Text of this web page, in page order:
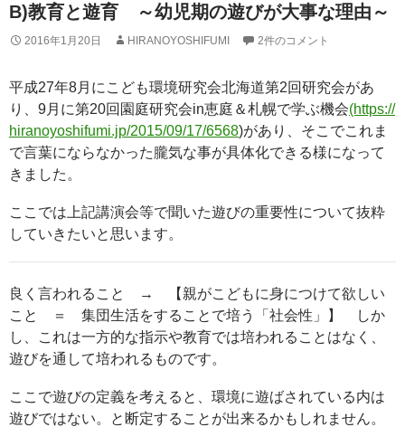
B)教育と遊育 ～幼児期の遊びが大事な理由～
2016年1月20日 HIRANOYOSHIFUMI 2件のコメント
平成27年8月にこども環境研究会北海道第2回研究会があ
り、9月に第20回園庭研究会in恵庭＆札幌で学ぶ機会(https://
hiranoyoshifumi.jp/2015/09/17/6568)があり、そこでこれま
で言葉にならなかった朧気な事が具体化できる様になって
きました。
ここでは上記講演会等で聞いた遊びの重要性について抜粋
していきたいと思います。
良く言われること → 【親がこどもに身につけて欲しい
こと ＝ 集団生活をすることで培う「社会性」】 しか
し、これは一方的な指示や教育では培われることはなく、
遊びを通して培われるものです。
ここで遊びの定義を考えると、環境に遊ばされている内は
遊びではない。と断定することが出来るかもしれません。